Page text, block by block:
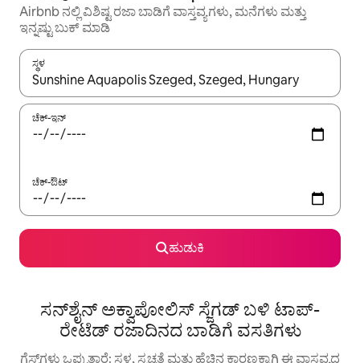
Airbnb ನಲ್ಲಿ ವಿಶಿಷ್ಟ ರಜಾ ಬಾಡಿಗೆ ವಾಸ್ತವ್ಯಗಳು, ಮನೆಗಳು ಮತ್ತು
ಇನ್ನಷ್ಟು ಬುಕ್ ಮಾಡಿ
ಸ್ಥಳ
ಫಲಿತಾಂಶಗಳು ಲಭ್ಯವಿರುವಾಗ, ಅಪ್ ಮತ್ತು ಡೌನ್ ಬಾಣದ ಕೀಲಿಗಳೊಂದಿಗೆ
ಚೆಕ್-ಇನ್
ಚೆಕ್-ಔಟ್
ಹುಡುಕಿ
ಸನ್‌ಶೈನ್ ಅಕ್ವಾಪೋಲಿಸ್ ಸ್ಜೆಗಡ್ ಬಳಿ ಟಾಪ್-
ರೇಟೆಡ್ ರಜಾದಿನದ ಬಾಡಿಗೆ ವಸತಿಗಳು
ಗೆಸ್ಟ್‌ಗಳು ಒಪ್ಪುತ್ತಾರೆ: ಸ್ಥಳ, ಸ್ವಚ್ಛತೆ ಮತ್ತು ಹೆಚ್ಚಿನ ಕಾರಣಕ್ಕಾಗಿ ಈ ವಾಸ್ತವ್ಯದ